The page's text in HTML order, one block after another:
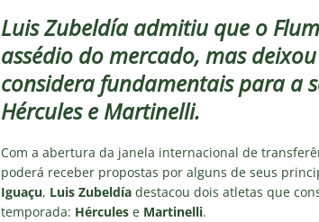
Vasco
NOTÍCIAS
[ 5 de agosto de 2026 ] Fluminense
NOTÍCIAS
[ 5 de agosto de 2026 ]
[ 5 de agosto de 2026 ] ALERTA GERAL!
megaoperação e antecipa bloqueios para
Luis Zubeldía admitiu que o
assédio do mercado, mas
considera fundamentais para a
Hércules e Martinelli.
Com a abertura da janela internacional de
poderá receber propostas por alguns de seus
Iguaçu, Luis Zubeldía destacou dois atletas que
temporada: Hércules e Martinelli.